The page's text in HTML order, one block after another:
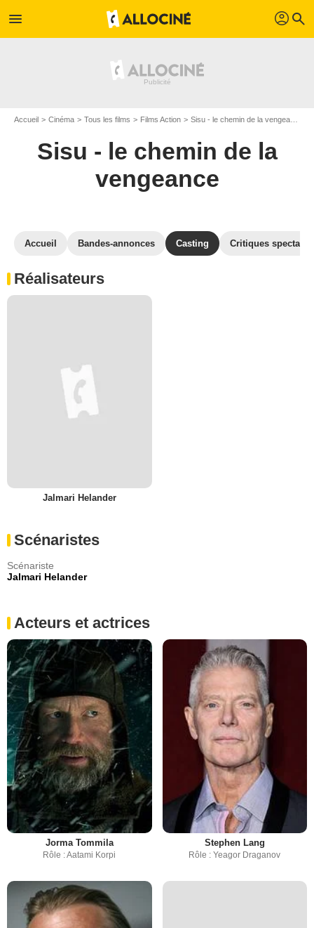
menu profil search
Accueil Cinéma Tous les films Films Action Sisu - le chemin de la vengeance
Sisu - le chemin de la
vengeance
Accueil Bandes-annonces Casting Critiques
Réalisateurs
Jalmari Helander
Scénaristes
Scénariste
Jalmari Helander
Acteurs et actrices
Jorma Tommila
Rôle : Aatami Korpi
Stephen Lang
Rôle : Yeagor Draganov